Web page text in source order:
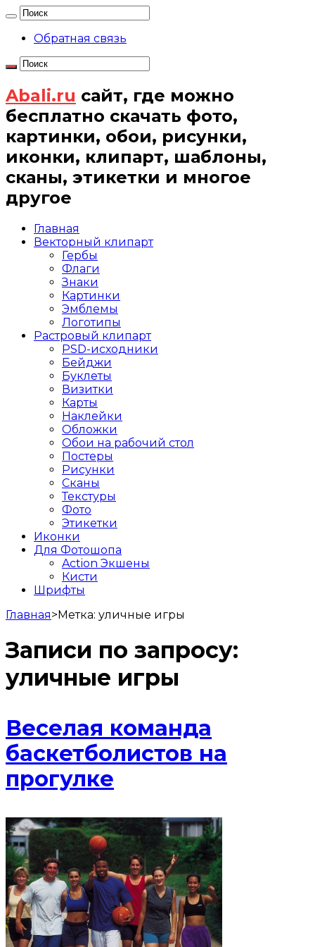
Обратная связь
Abali.ru сайт, где можно
бесплатно скачать фото,
картинки, обои, рисунки,
иконки, клипарт, шаблоны,
сканы, этикетки и многое
другое
Главная
Векторный клипарт
Гербы
Флаги
Знаки
Картинки
Эмблемы
Логотипы
Растровый клипарт
PSD-исходники
Бейджи
Буклеты
Визитки
Карты
Наклейки
Обложки
Обои на рабочий стол
Постеры
Рисунки
Сканы
Текстуры
Фото
Этикетки
Иконки
Для Фотошопа
Action Экшены
Кисти
Шрифты
Главная>Метка: уличные игры
Записи по запросу:
уличные игры
Веселая команда
баскетболистов на
прогулке